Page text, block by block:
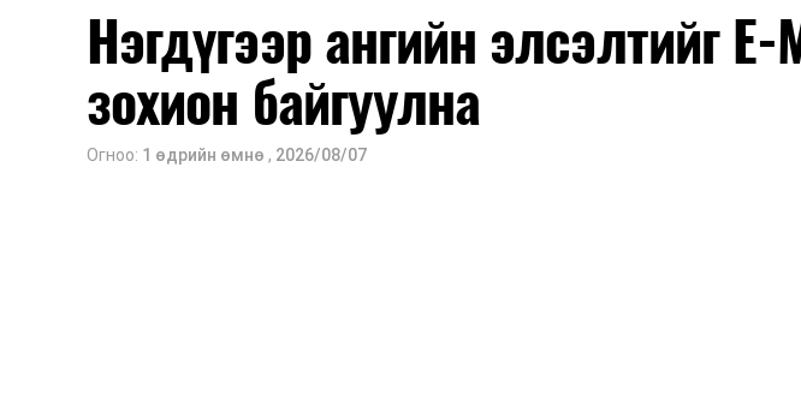
Нэгдүгээр ангийн элсэлтийг
зохион байгуулна
Огноо: 1 өдрийн өмнө , 2026/08/07